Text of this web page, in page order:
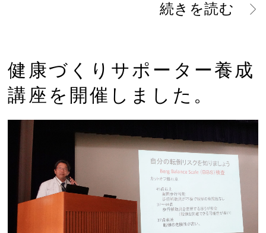
続きを読む
健康づくりサポーター養成
講座を開催しました。